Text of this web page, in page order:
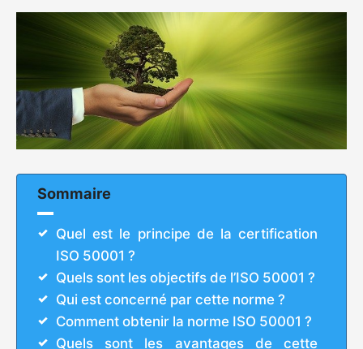
Sommaire
Quel est le principe de la certification
ISO 50001 ?
Quels sont les objectifs de l’ISO 50001 ?
Qui est concerné par cette norme ?
Comment obtenir la norme ISO 50001 ?
Quels sont les avantages de cette